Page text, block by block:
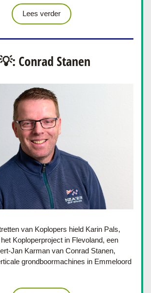
Lees verder
Conrad Stanen
van Koplopers hield Karin Pals,
Koploperproject in Flevoland, een
Jan Karman van Conrad Stanen,
grondboormachines in Emmeloord